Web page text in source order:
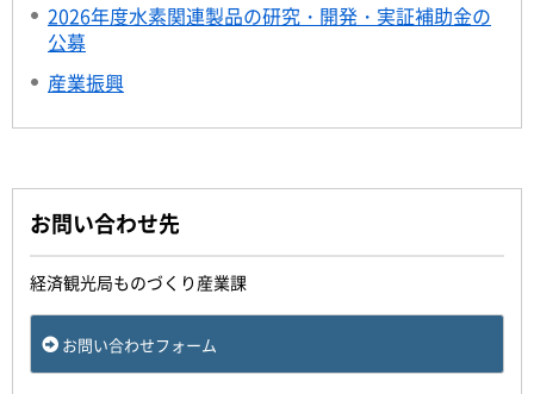
2026年度水素関連製品の研究・開発・実証補助金の
公募
産業振興
お問い合わせ先
経済観光局ものづくり産業課
お問い合わせフォーム